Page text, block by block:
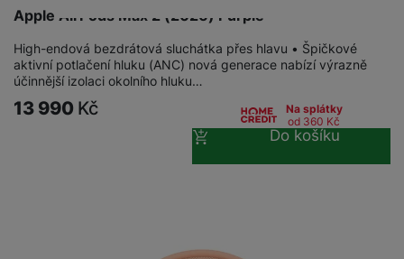
Apple AirPods Max 2 (2026) Purple
High-endová bezdrátová sluchátka přes hlavu • Špičkové
aktivní potlačení hluku (ANC) nová generace nabízí výrazně
účinnější izolaci okolního hluku…
13 990 Kč
Na splátky
od 360 Kč
Do košíku